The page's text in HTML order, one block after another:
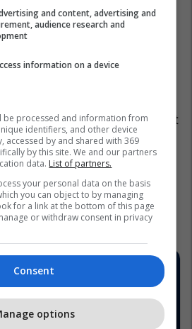
sepse rrethanat anësore
tënde për të
tua. Gabimi qëndron sepse
ia ke pranuar partnerit dhe
në një moment të caktuar.
të gjërave të reja, pasionet
dhe mbi të gjitha ti ke
të qëndrueshme, pjesë
partneri yt. /Telegrafi/
and content, advertising and
audience research and
information on a device
be processed and information from
identifiers, and other device
accessed by and shared with 369
by this site. We and our partners
data. List of partners.
your personal data on the basis
you can object to by managing
for a link at the bottom of this page
or withdraw consent in privacy
Consent
options